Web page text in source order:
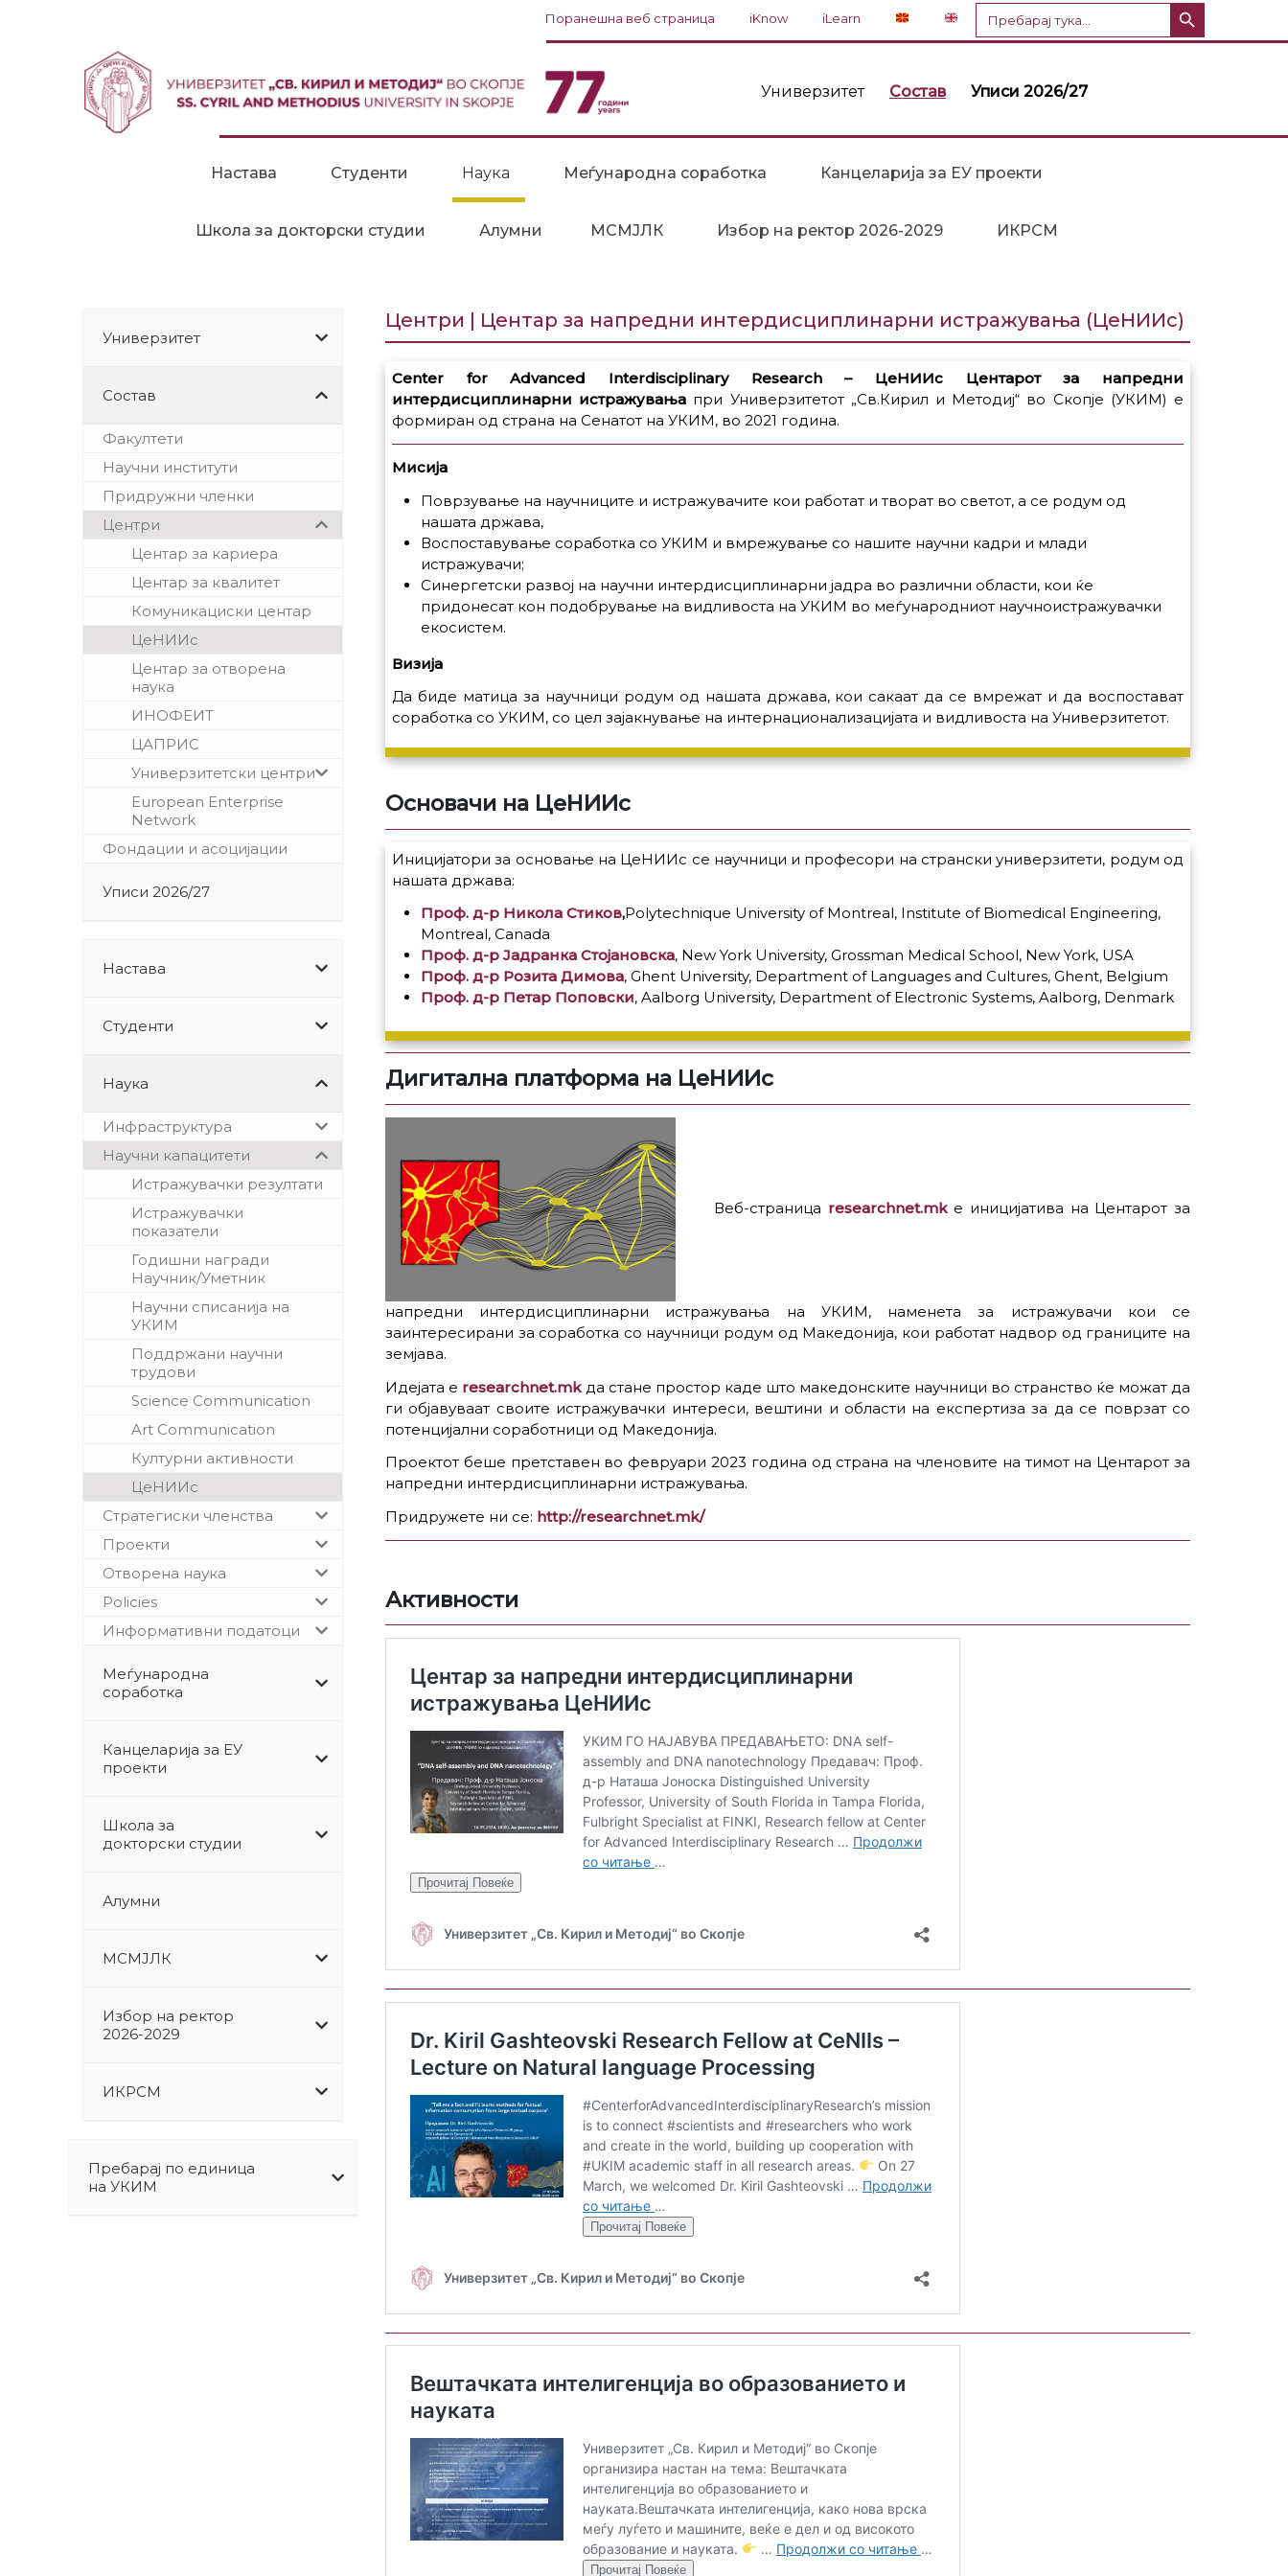
Поранешна веб страница iKnow iLearn
Пребарај
за:
Универзитет Состав Уписи 2026/27
Настава Студенти Наука Меѓународна соработка Канцеларија за ЕУ проекти
Школа за докторски студии Алумни МСМЈЛК Избор на ректор 2026-2029 ИКРСМ
Универзитет
Состав
Факултети
Научни институти
Придружни членки
Центри
Центар за кариера
Центар за квалитет
Комуникациски центар
ЦеНИИс
Центар за отворена
наука
ИНОФЕИТ
ЦАПРИС
Универзитетски центри
European Enterprise
Network
Фондации и асоцијации
Уписи 2026/27
Настава
Студенти
Наука
Инфраструктура
Научни капацитети
Истражувачки резултати
Истражувачки
показатели
Годишни награди
Научник/Уметник
Научни списанија на
УКИМ
Поддржани научни
трудови
Science Communication
Art Communication
Културни активности
ЦеНИИс
Стратегиски членства
Проекти
Отворена наука
Policies
Информативни податоци
Меѓународна
соработка
Канцеларија за ЕУ
проекти
Школа за
докторски студии
Алумни
МСМЈЛК
Избор на ректор
2026-2029
ИКРСМ
Пребарај по единица
на УКИМ
Центри | Центар за напредни интердисциплинарни истражувања (ЦеНИИс)
Center for Advanced Interdisciplinary Research – ЦеНИИс Центарот за напредни
интердисциплинарни истражувања при Универзитетот „Св.Кирил и Методиј“ во Скопје (УКИМ) е
формиран од страна на Сенатот на УКИМ, во 2021 година.
Мисија
Поврзување на научниците и истражувачите кои работат и творат во светот, а се родум од
нашата држава,
Воспоставување соработка со УКИМ и вмрежување со нашите научни кадри и млади
истражувачи;
Синергетски развој на научни интердисциплинарни јадра во различни области, кои ќе
придонесат кон подобрување на видливоста на УКИМ во меѓународниот научноистражувачки
екосистем.
Визија
Да биде матица за научници родум од нашата држава, кои сакаат да се вмрежат и да воспостават
соработка со УКИМ, со цел зајакнување на интернационализацијата и видливоста на Универзитетот.
Основачи на ЦеНИИс
Иницијатори за основање на ЦеНИИс се научници и професори на странски универзитети, родум од
нашата држава:
Проф. д-р Никола Стиков,Polytechnique University of Montreal, Institute of Biomedical Engineering,
Montreal, Canada
Проф. д-р Јадранка Стојановска, New York University, Grossman Medical School, New York, USA
Проф. д-р Рoзита Димова, Ghent University, Department of Languages and Cultures, Ghent, Belgium
Проф. д-р Петар Поповски, Aalborg University, Department of Electronic Systems, Aalborg, Denmark
Дигитална платформа на ЦеНИИс
Веб-страница researchnet.mkе иницијатива на Центарот за
напредни интердисциплинарни истражувања на УКИМ, наменета за истражувачи кои се
заинтересирани за соработка со научници родум од Македонија, кои работат надвор од границите на
земјава.
Идејата е researchnet.mk да стане простор каде што македонските научници во странство ќе можат да
ги објавуваат своите истражувачки интереси, вештини и области на експертиза за да се поврзат со
потенцијални соработници од Македонија.
Проектот беше претставен во февруари 2023 година од страна на членовите на тимот на Центарот за
напредни интердисциплинарни истражувања.
Придружете ни се: http://researchnet.mk/
Активности